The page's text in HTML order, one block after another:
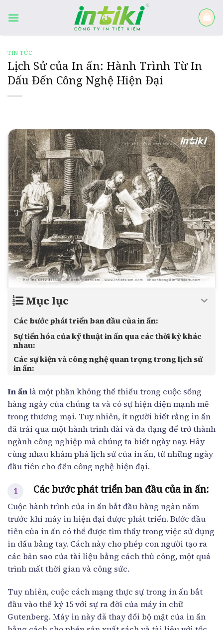
TIN TỨC
Lịch Sử của In ấn: Hành Trình Từ In
Dấu Đến Công Nghệ Hiện Đại
Mục lục
Các bước phát triển ban đầu của in ấn:
Sự tiến hóa của kỹ thuật in ấn qua các thời kỳ khác
nhau:
Các sự kiện và công nghệ quan trọng trong lịch sử
in ấn:
In ấnlà một phần không thể thiếu trong cuộc sống
hàng ngày của chúng ta và có sự hiện diện mạnh mẽ
trong thương mại. Tuy nhiên, ít người biết rằng in ấn
đã trải qua một hành trình dài và đa dạng để trở thành
ngành công nghiệp mà chúng ta biết ngày nay. Hãy
cùng nhau khám phá lịch sử của in ấn, từ những ngày
đầu tiên cho đến công nghệ hiện đại.
Các bước phát triển ban đầu của in ấn:
Cuộc hành trình của in ấn bắt đầu hàng ngàn năm
trước khi máy in hiện đại được phát triển. Bước đầu
tiên của in ấn có thể được tìm thấy trong việc sử dụng
in dấu bằng tay. Cách này cho phép con người tạo ra
các bản sao của tài liệu bằng cách thủ công, một quá
trình mất thời gian và công sức.
Tuy nhiên, cuộc cách mạng thực sự trong in ấn bắt
đầu vào thế kỷ 15 với sự ra đời của máy in chữ
Gutenberg. Máy in này đã thay đổi bộ mặt của in ấn